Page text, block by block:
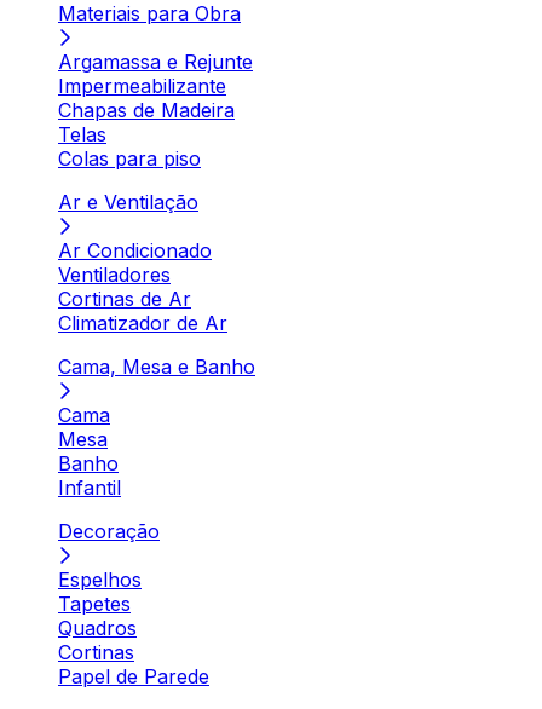
Materiais para Obra
Argamassa e Rejunte
Impermeabilizante
Chapas de Madeira
Telas
Colas para piso
Ar e Ventilação
Ar Condicionado
Ventiladores
Cortinas de Ar
Climatizador de Ar
Cama, Mesa e Banho
Cama
Mesa
Banho
Infantil
Decoração
Espelhos
Tapetes
Quadros
Cortinas
Papel de Parede